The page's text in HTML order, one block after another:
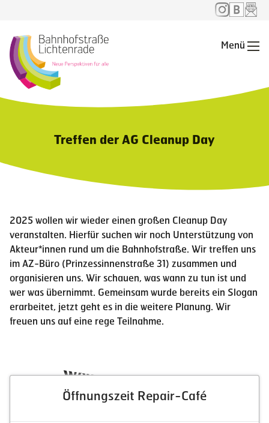
Menü
Treffen der AG Cleanup Day
2025 wollen wir wieder einen großen Cleanup Day
veranstalten. Hierfür suchen wir noch Unterstützung von
Akteur*innen rund um die Bahnhofstraße. Wir treffen uns
im AZ-Büro (Prinzessinnenstraße 31) zusammen und
organisieren uns. Wir schauen, was wann zu tun ist und
wer was übernimmt. Gemeinsam wurde bereits ein Slogan
erarbeitet, jetzt geht es in die weitere Planung. Wir
freuen uns auf eine rege Teilnahme.
Weitere Neuigkeiten
Öffnungszeit Repair-Café